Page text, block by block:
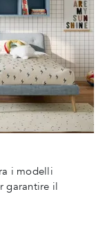
i modelli
garantire il